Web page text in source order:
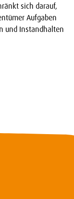
sich darauf,
Aufgaben
und Instandhalten